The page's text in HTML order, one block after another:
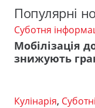
Популярні
Суботня
Мобілізація
знижують
Кулінарія,